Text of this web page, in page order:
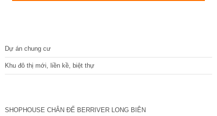
Dự án chung cư
Khu đô thị mới, liền kề, biệt thự
SHOPHOUSE CHÂN ĐẾ BERRIVER LONG BIÊN